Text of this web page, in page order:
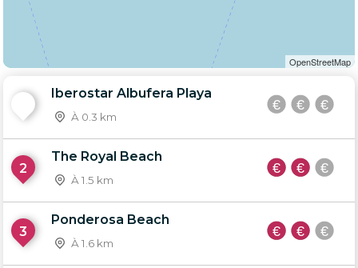
OpenStreetMap
Iberostar Albufera Playa
À 0.3 km
2
The Royal Beach
À 1.5 km
3
Ponderosa Beach
À 1.6 km